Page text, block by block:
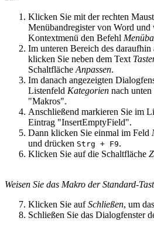
Klicken Sie mit der rechten
Menübandregister von Word und
Kontextmenü den Befehl
Im unteren Bereich des
klicken Sie neben dem Text
Schaltfläche Anpassen.
Im danach angezeigten
Listenfeld Kategorien nach
"Makros".
Anschließend markieren Sie im
Eintrag "InsertEmptyField".
Dann klicken Sie einmal im Feld
und drücken Strg + F9.
Klicken Sie auf die Schaltfläche
Weisen Sie das Makro der Standard-
Klicken Sie aufSchließen, um
Schließen Sie das Dialogfenster